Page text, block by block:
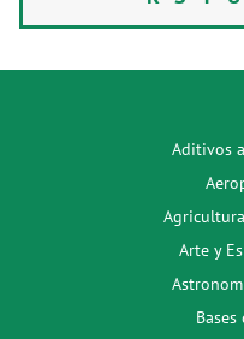
Aditivos
Arte y